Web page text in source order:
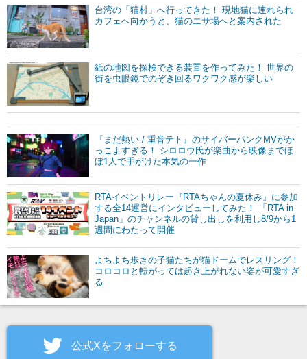
台湾の「猫村」へ行ってきた！ 現地猫に連れられ
カフェへ向かうと、猫のエサ場へと案内された
紙の地図を探検できる装置を作ってみた！ 世界の
街を虫眼鏡でのぞき回るワクワク感が楽しい
『まだ熱い / 重音テト』のサイバーパンクMVがか
っこよすぎる！ シロロウ氏が楽曲から映像までほ
ぼ1人で手がけた本気の一作
RTAイベントリレー『RTAちゃんの夏休み』に参加
する全14運営にインタビューしてみた！ 「RTA in
Japan」のチャンネルの貸し出しを利用し8/9から1
週間にわたって開催
よちよち歩きの子猫たちが猫ドームでレスリング！
コロコロと転がっては起き上がれない姿が可愛すぎ
る
公式Xをフォローする